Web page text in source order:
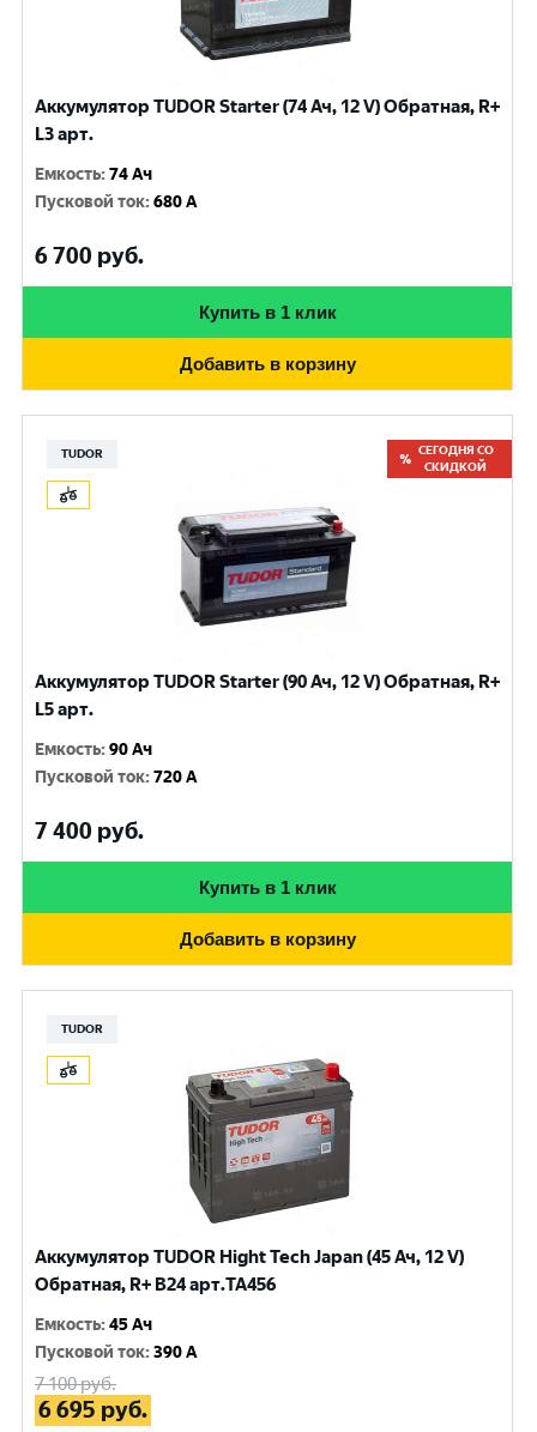
Аккумулятор TUDOR Starter (74 Ач, 12 V) Обратная, R+
L3 арт.
Емкость:74 Ач
Пусковой ток:680 A
6 700 руб.
Купить в 1 клик
Добавить в корзину
TUDOR
СЕГОДНЯ СО
СКИДКОЙ
Аккумулятор TUDOR Starter (90 Ач, 12 V) Обратная, R+
L5 арт.
Емкость:90 Ач
Пусковой ток:720 A
7 400 руб.
Купить в 1 клик
Добавить в корзину
TUDOR
Аккумулятор TUDOR Hight Tech Japan (45 Ач, 12 V)
Обратная, R+ B24 арт.TA456
Емкость:45 Ач
Пусковой ток:390 A
7 100руб.
6 695 руб.